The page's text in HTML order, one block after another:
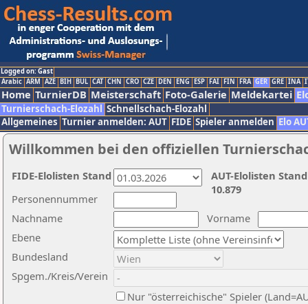
Logged on: Gast
Arabic ARM AZE BIH BUL CAT CHN CRO CZE DEN ENG ESP FAI FIN FRA GER GRE INA
Home TurnierDB Meisterschaft Foto-Galerie Meldekartei
Turnierschach-Elozahl Schnellschach-Elozahl
Allgemeines Turnier anmelden: AUT FIDE Spieler anmelden Elo
Willkommen bei den offiziellen
Nachname
Vorname
Ebene
Personennummer
Bundesland
Spgem./Kreis/Verein
Nur "österreichische" Spieler
AUT-Elolisten
10.879
FIDE-Elolisten Stand